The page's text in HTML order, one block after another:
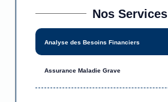
Nos Services
Analyse des Besoins Financiers
Assurance Maladie Grave